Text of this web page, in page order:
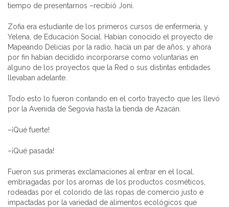
tiempo de presentarnos –recibió Joni.
Zofia era estudiante de los primeros cursos de enfermería, y
Yelena, de Educación Social. Habían conocido el proyecto de
Mapeando Delicias por la radio, hacía un par de años, y ahora
por fin habían decidido incorporarse como voluntarias en
alguno de los proyectos que la Red o sus distintas entidades
llevaban adelante.
Todo esto lo fueron contando en el corto trayecto que les llevó
por la Avenida de Segovia hasta la tienda de Azacán.
–¡Qué fuerte!
–¡Qué pasada!
Fueron sus primeras exclamaciones al entrar en el local,
embriagadas por los aromas de los productos cosméticos,
rodeadas por el colorido de las ropas de comercio justo e
impactadas por la variedad de alimentos ecológicos que